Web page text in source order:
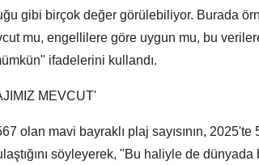
gibi birçok değer görülebiliyor. Burada
mu, engellilere göre uygun mu, bu
ifadelerini kullandı.
MEVCUT'
olan mavi bayraklı plaj sayısının,
söyleyerek, "Bu haliyle de